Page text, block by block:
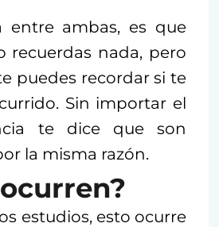
entre ambas, es que
recuerdas nada, pero
puedes recordar si te
Sin importar el
te dice que son
la misma razón.
estudios, esto ocurre